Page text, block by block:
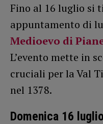
Fino al 16 luglio si
appuntamento di
Medioevo di
L’evento mette in
cruciali per la Val
nel 1378.
Domenica 16